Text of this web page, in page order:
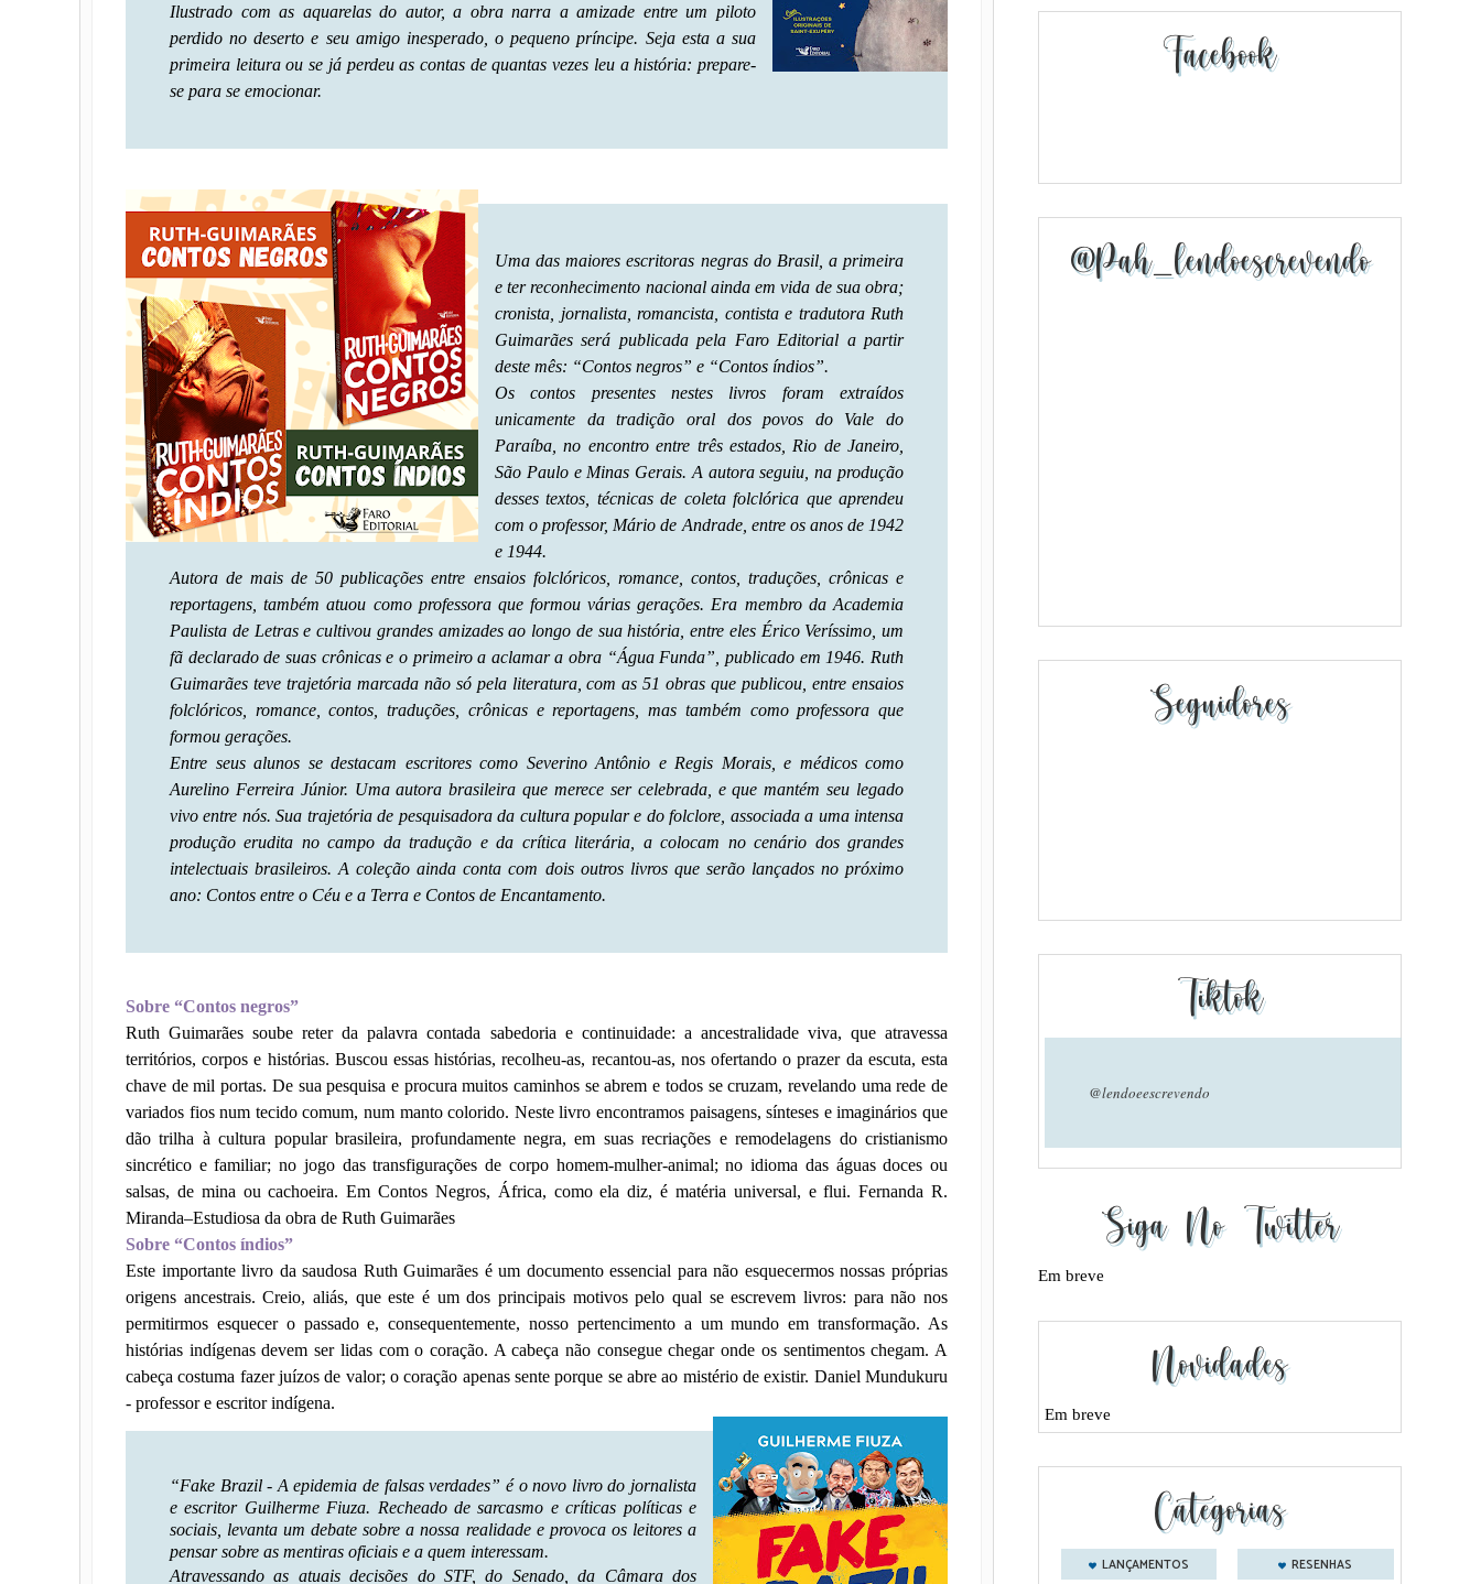
Ilustrado com as aquarelas do autor, a obra narra a amizade entre um piloto
perdido no deserto e seu amigo inesperado, o pequeno príncipe. Seja esta a sua
primeira leitura ou se já perdeu as contas de quantas vezes leu a história: prepare-
se para se emocionar.
Uma das maiores escritoras negras do Brasil, a primeira
e ter reconhecimento nacional ainda em vida de sua obra;
cronista, jornalista, romancista, contista e tradutora Ruth
Guimarães será publicada pela Faro Editorial a partir
deste mês: “Contos negros” e “Contos índios”.
Os contos presentes nestes livros foram extraídos
unicamente da tradição oral dos povos do Vale do
Paraíba, no encontro entre três estados, Rio de Janeiro,
São Paulo e Minas Gerais. A autora seguiu, na produção
desses textos, técnicas de coleta folclórica que aprendeu
com o professor, Mário de Andrade, entre os anos de 1942
e 1944.
Autora de mais de 50 publicações entre ensaios folclóricos, romance, contos, traduções, crônicas e
reportagens, também atuou como professora que formou várias gerações. Era membro da Academia
Paulista de Letras e cultivou grandes amizades ao longo de sua história, entre eles Érico Veríssimo, um
fã declarado de suas crônicas e o primeiro a aclamar a obra “Água Funda”, publicado em 1946. Ruth
Guimarães teve trajetória marcada não só pela literatura, com as 51 obras que publicou, entre ensaios
folclóricos, romance, contos, traduções, crônicas e reportagens, mas também como professora que
formou gerações.
Entre seus alunos se destacam escritores como Severino Antônio e Regis Morais, e médicos como
Aurelino Ferreira Júnior. Uma autora brasileira que merece ser celebrada, e que mantém seu legado
vivo entre nós. Sua trajetória de pesquisadora da cultura popular e do folclore, associada a uma intensa
produção erudita no campo da tradução e da crítica literária, a colocam no cenário dos grandes
intelectuais brasileiros. A coleção ainda conta com dois outros livros que serão lançados no próximo
ano: Contos entre o Céu e a Terra e Contos de Encantamento.
Sobre “Contos negros”
Ruth Guimarães soube reter da palavra contada sabedoria e continuidade: a ancestralidade viva, que atravessa
territórios, corpos e histórias. Buscou essas histórias, recolheu-as, recantou-as, nos ofertando o prazer da escuta, esta
chave de mil portas. De sua pesquisa e procura muitos caminhos se abrem e todos se cruzam, revelando uma rede de
variados fios num tecido comum, num manto colorido. Neste livro encontramos paisagens, sínteses e imaginários que
dão trilha à cultura popular brasileira, profundamente negra, em suas recriações e remodelagens do cristianismo
sincrético e familiar; no jogo das transfigurações de corpo homem-mulher-animal; no idioma das águas doces ou
salsas, de mina ou cachoeira. Em Contos Negros, África, como ela diz, é matéria universal, e flui. Fernanda R.
Miranda–Estudiosa da obra de Ruth Guimarães
Sobre “Contos índios”
Este importante livro da saudosa Ruth Guimarães é um documento essencial para não esquecermos nossas próprias
origens ancestrais. Creio, aliás, que este é um dos principais motivos pelo qual se escrevem livros: para não nos
permitirmos esquecer o passado e, consequentemente, nosso pertencimento a um mundo em transformação. As
histórias indígenas devem ser lidas com o coração. A cabeça não consegue chegar onde os sentimentos chegam. A
cabeça costuma fazer juízos de valor; o coração apenas sente porque se abre ao mistério de existir. Daniel Mundukuru
- professor e escritor indígena.
“Fake Brazil - A epidemia de falsas verdades” é o novo livro do jornalista
e escritor Guilherme Fiuza. Recheado de sarcasmo e críticas políticas e
sociais, levanta um debate sobre a nossa realidade e provoca os leitores a
pensar sobre as mentiras oficiais e a quem interessam.
Atravessando as atuais decisões do STF, do Senado, da Câmara dos
Facebook
@pah_lendoescrevendo
Seguidores
Tiktok
@lendoeescrevendo
Siga No Twitter
Em breve
Novidades
Em breve
Categorias
LANÇAMENTOS RESENHAS